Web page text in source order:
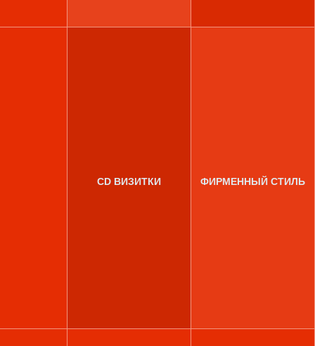
CD ВИЗИТКИ ФИРМЕННЫЙ СТИЛЬ